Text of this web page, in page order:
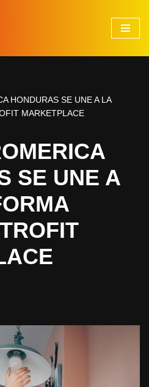
HONDURAS SE UNE A LA
MARKETPLACE
SE UNE A